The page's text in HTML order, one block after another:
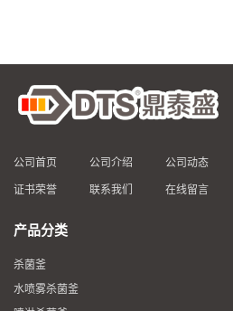
公司首页 公司介绍 公司动态
证书荣誉 联系我们 在线留言
产品分类
杀菌釜
水喷雾杀菌釜